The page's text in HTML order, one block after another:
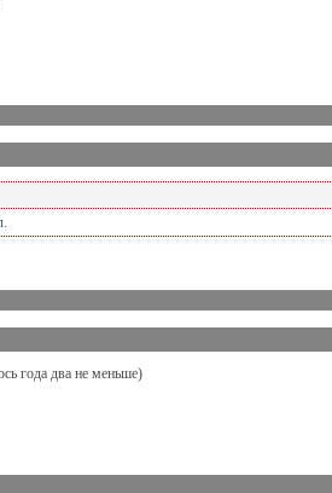
года два не меньше)